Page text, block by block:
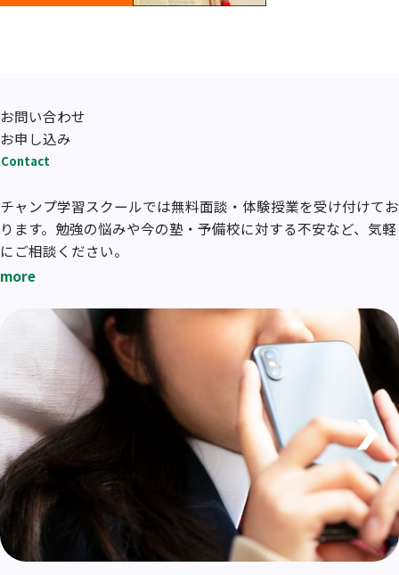
お問い合わせ
お申し込み
Contact
チャンプ学習スクールでは無料面談・体験授業を受け付けてお
ります。勉強の悩みや今の塾・予備校に対する不安など、気軽
にご相談ください。
more